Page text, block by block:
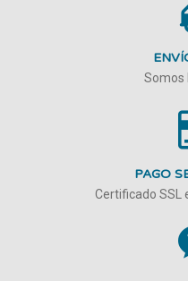
Somos
PAGO
Certificado SSL